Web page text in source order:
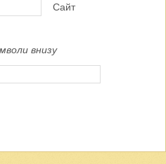
Сайт
внизу